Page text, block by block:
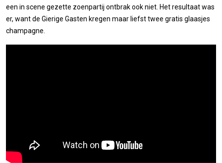
een in scene gezette zoenpartij ontbrak ook niet. Het resultaat was
er, want de Gierige Gasten kregen maar liefst twee gratis glaasjes
champagne.